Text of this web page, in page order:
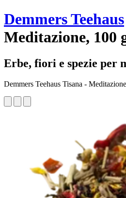
Demmers Teehaus
Meditazione, 100
Erbe, fiori e spezie per
Demmers Teehaus Tisana - Meditazione